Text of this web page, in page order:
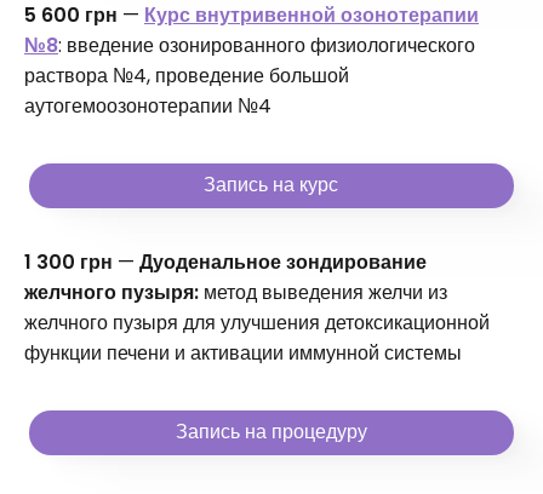
5 600 грн — Курс внутривенной озонотерапии
№8: введение озонированного физиологического
раствора №4, проведение большой
аутогемоозонотерапии №4
Запись на курс
1 300 грн — Дуоденальное зондирование
желчного пузыря: метод выведения желчи из
желчного пузыря для улучшения детоксикационной
функции печени и активации иммунной системы
Запись на процедуру